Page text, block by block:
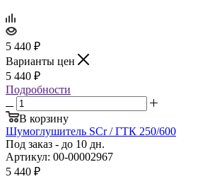
5 440 ₽
Варианты цен
5 440 ₽
Подробности
В корзину
Шумоглушитель SCr / ГТК 250/600
Под заказ - до 10 дн.
Артикул: 00-00002967
5 440 ₽